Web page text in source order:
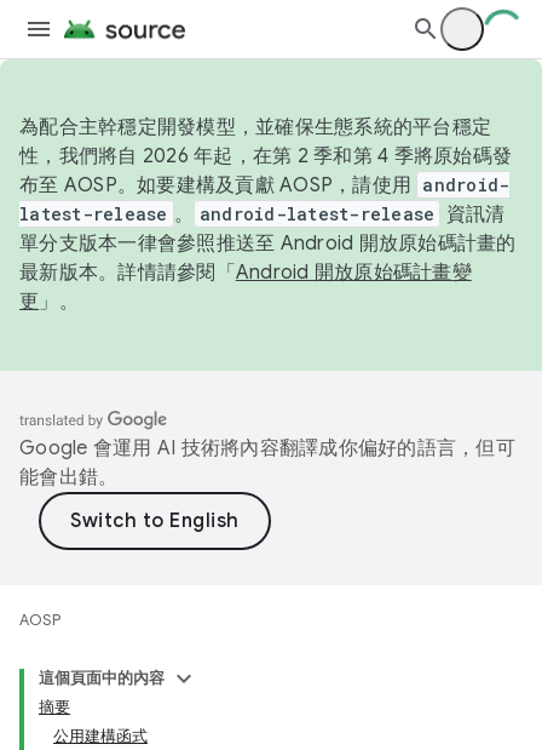
為配合主幹穩定開發模型，並確保生態系統的平台穩定
性，我們將自 2026 年起，在第 2 季和第 4 季將原始碼發
布至 AOSP。如要建構及貢獻 AOSP，請使用 android-
latest-release 。 android-latest-release
資訊清
單分支版本一律會參照推送至 Android 開放原始碼計畫的
最新版本。詳情請參閱「 Android 開放原始碼計畫變
更 」。
Google 會運用 AI 技術將內容翻譯成你偏好的語言，但可
能會出錯。
AOSP
這個頁面中的內容
摘要
公用建構函式